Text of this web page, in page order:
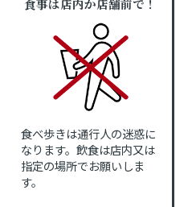
食事は店内か店舗前で！
食べ歩きは通行人の迷惑に
なります。飲食は店内又は
指定の場所でお願いしま
す。